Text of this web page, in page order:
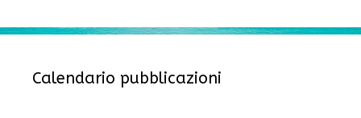
Calendario pubblicazioni